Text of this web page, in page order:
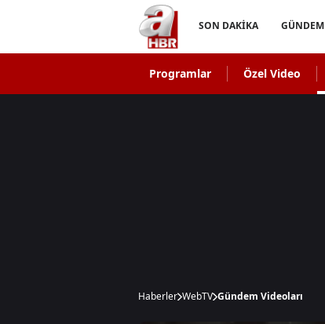
SON DAKİKA GÜNDEM
Programlar Özel Video
Haberler WebTV Gündem Videoları